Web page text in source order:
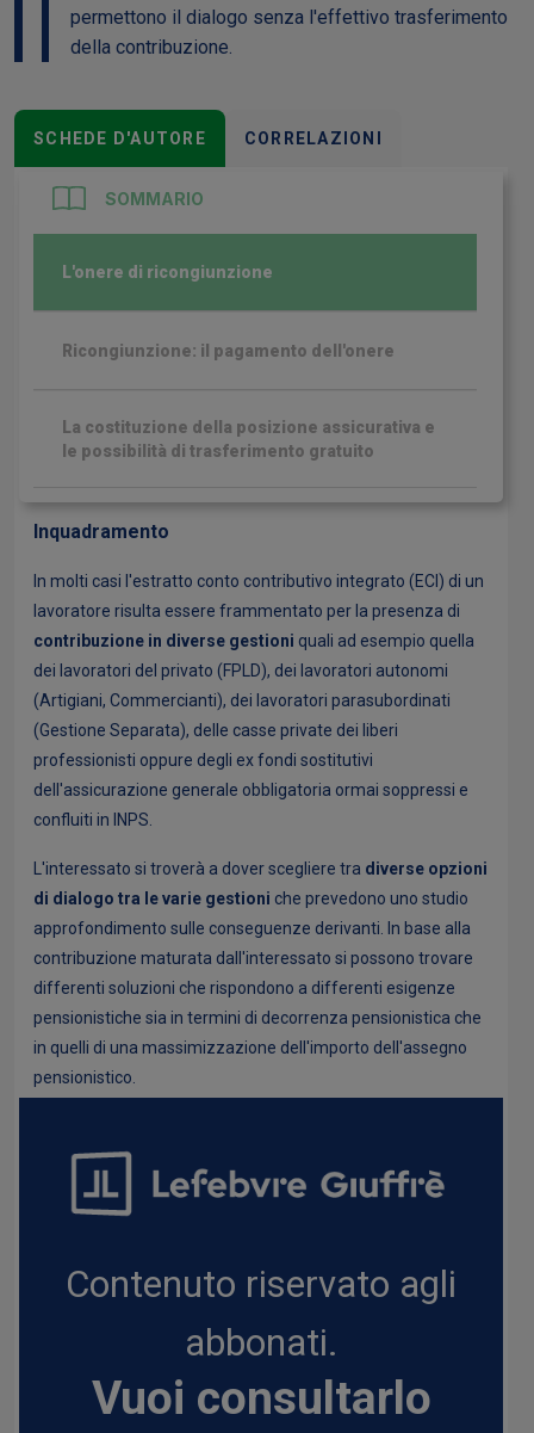
permettono il dialogo senza l'effettivo trasferimento
della contribuzione.
SCHEDE D'AUTORE CORRELAZIONI
SOMMARIO
L'onere di ricongiunzione
Ricongiunzione: il pagamento dell'onere
La costituzione della posizione assicurativa e
le possibilità di trasferimento gratuito
Inquadramento
In molti casi l'estratto conto contributivo integrato (ECI) di un
lavoratore risulta essere frammentato per la presenza di
contribuzione in diverse gestioni quali ad esempio quella
dei lavoratori del privato (FPLD), dei lavoratori autonomi
(Artigiani, Commercianti), dei lavoratori parasubordinati
(Gestione Separata), delle casse private dei liberi
professionisti oppure degli ex fondi sostitutivi
dell'assicurazione generale obbligatoria ormai soppressi e
confluiti in INPS.
L'interessato si troverà a dover scegliere tra diverse opzioni
di dialogo tra le varie gestioni che prevedono uno studio
approfondimento sulle conseguenze derivanti. In base alla
contribuzione maturata dall'interessato si possono trovare
differenti soluzioni che rispondono a differenti esigenze
pensionistiche sia in termini di decorrenza pensionistica che
in quelli di una massimizzazione dell'importo dell'assegno
pensionistico.
Contenuto riservato agli
abbonati.
Vuoi consultarlo